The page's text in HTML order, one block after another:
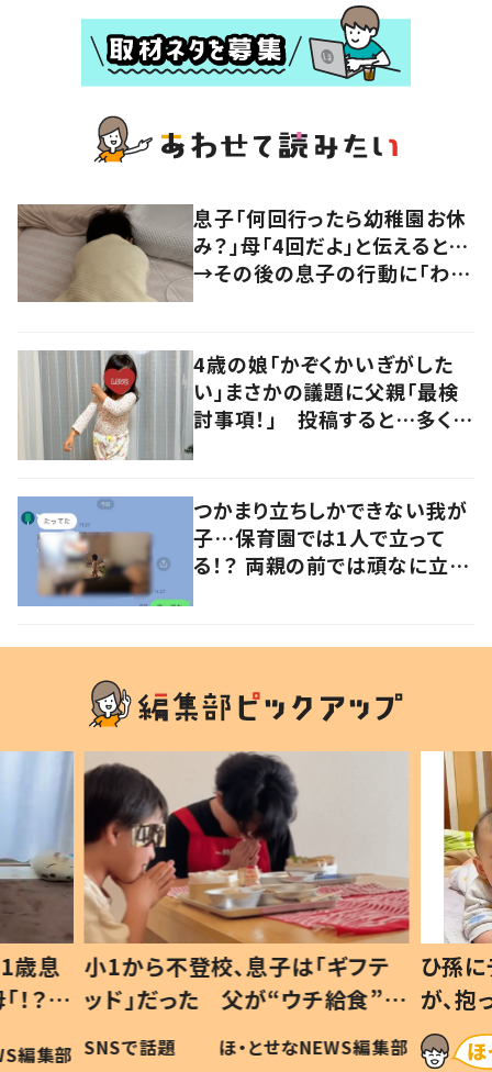
息子「何回行ったら幼稚園お休
み？」母「4回だよ」と伝えると…
→その後の息子の行動に「わか
4歳の娘「かぞくかいぎがした
い」まさかの議題に父親「最検
討事項！」 投稿すると…多くの
つかまり立ちしかできない我が
子…保育園では1人で立って
る！？ 両親の前では頑なに立た
歳息
？」
編集部
小1から不登校、息子は「ギフテ
ッド」だった 父が“ウチ給食”を
作り続ける理由とは #令和の親
#令和の子
SNSで話題 ほ・とせなNEWS編集部
ひ孫
が、
「涙が
い」